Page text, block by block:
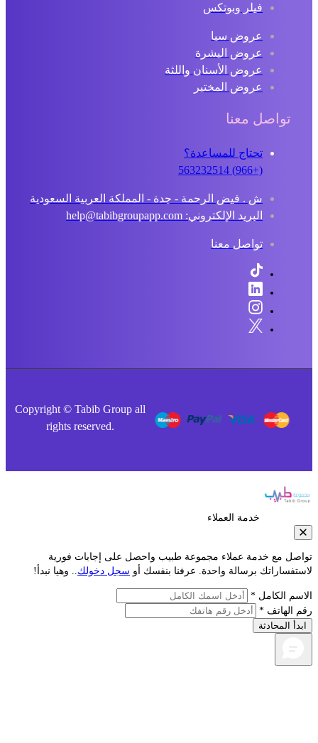
فيلر وبوتكس
عروض سبا
عروض البشرة
عروض الأسنان واللثة
عروض المختبر
تواصل معنا
تحتاج للمساعدة؟
ش . فيض الرحمة - جدة - المملكة العربية السعودية
البريد الإلكتروني: help@tabibgroupapp.com
تواصل معنا
Copyright © Tabib Group all
rights reserved.
خدمة العملاء
مع خدمة عملاء مجموعة طبيب واحصل على إجابات فورية
برسالة واحدة. عرفنا بنفسك أوسجل دخولك.. وهيا نبدأ!
الكامل *
الهاتف *
المحادثة